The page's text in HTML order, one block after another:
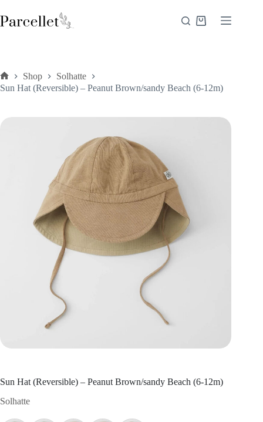
til
indhold
Indkøbskurv
Forside
Shop
Solhatte
Sun Hat (Reversible) – Peanut Brown/sandy Beach (6-12m)
Sun Hat (Reversible) – Peanut Brown/sandy Beach (6-12m)
Solhatte